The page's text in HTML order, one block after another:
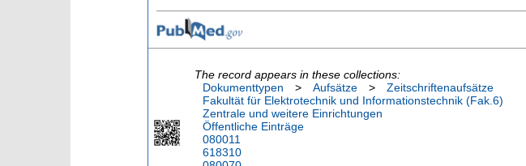
The record appears in these collections:
Dokumenttypen
> Aufsätze >
Zeitschriftenaufsätze
Fakultät für Elektrotechnik und Informationstechnik (Fak.6)
Zentrale und weitere Einrichtungen
Öffentliche Einträge
080011
618310